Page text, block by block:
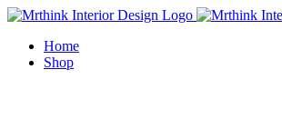
Skip
contentHome
Shop